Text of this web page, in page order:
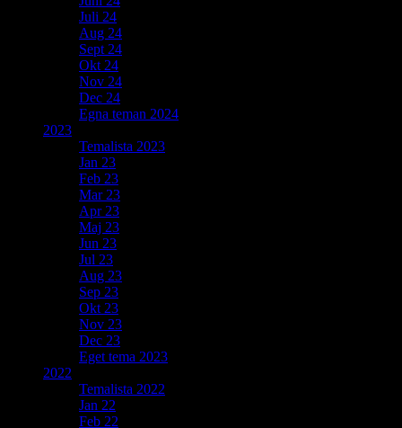
Juli 24
Aug 24
Sept 24
Okt 24
Nov 24
Dec 24
Egna teman 2024
2023
Temalista 2023
Jan 23
Feb 23
Mar 23
Apr 23
Maj 23
Jun 23
Jul 23
Aug 23
Sep 23
Okt 23
Nov 23
Dec 23
Eget tema 2023
2022
Temalista 2022
Jan 22
Feb 22